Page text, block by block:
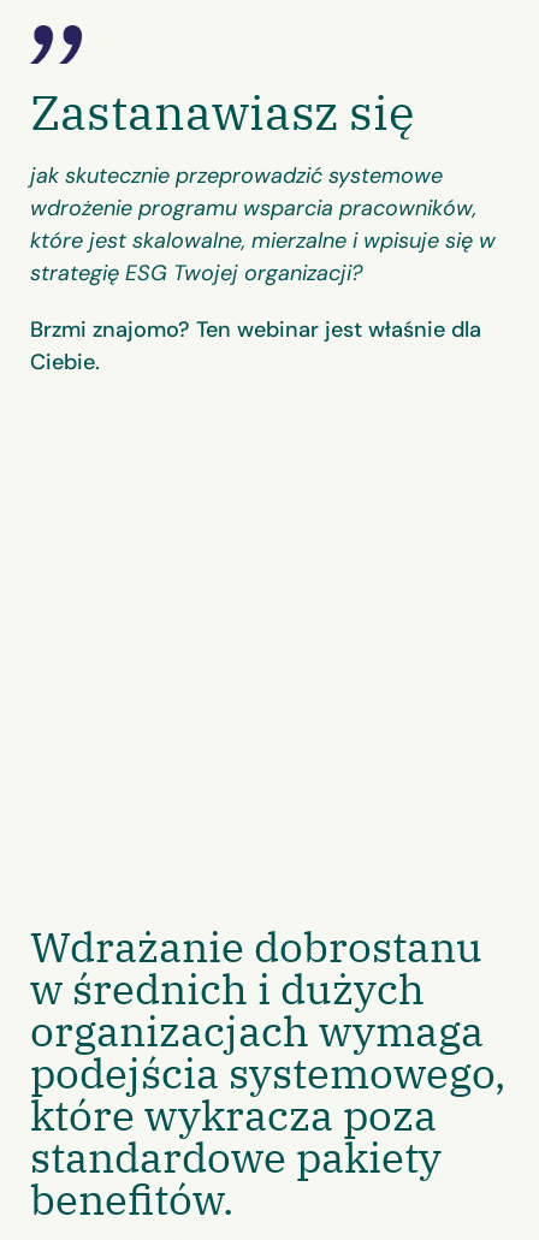
Zastanawiasz się
jak skutecznie przeprowadzić systemowe
wdrożenie programu wsparcia pracowników,
które jest skalowalne, mierzalne i wpisuje się w
strategię ESG Twojej organizacji?
Brzmi znajomo? Ten webinar jest właśnie dla
Ciebie.
Wdrażanie dobrostanu
w średnich i dużych
organizacjach wymaga
podejścia systemowego,
które wykracza poza
standardowe pakiety
benefitów.